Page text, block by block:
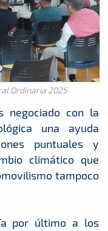
Ordinaria 2025
negociado con la
una ayuda
puntuales y
climático que
tampoco
por último a los